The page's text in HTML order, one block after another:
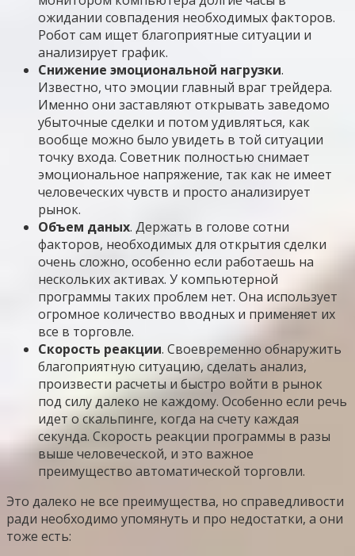
ожидании совпадения необходимых факторов.
Робот сам ищет благоприятные ситуации и
анализирует график.
Снижение эмоциональной нагрузки.
Известно, что эмоции главный враг трейдера.
Именно они заставляют открывать заведомо
убыточные сделки и потом удивляться, как
вообще можно было увидеть в той ситуации
точку входа. Советник полностью снимает
эмоциональное напряжение, так как не имеет
человеческих чувств и просто анализирует
рынок.
Объем даных. Держать в голове сотни
факторов, необходимых для открытия сделки
очень сложно, особенно если работаешь на
нескольких активах. У компьютерной
программы таких проблем нет. Она использует
огромное количество вводных и применяет их
все в торговле.
Скорость реакции. Своевременно обнаружить
благоприятную ситуацию, сделать анализ,
произвести расчеты и быстро войти в рынок
под силу далеко не каждому. Особенно если речь
идет о скальпинге, когда на счету каждая
секунда. Скорость реакции программы в разы
выше человеческой, и это важное
преимущество автоматической торговли.
Это далеко не все преимущества, но справедливости
ради необходимо упомянуть и про недостатки, а они
тоже есть: